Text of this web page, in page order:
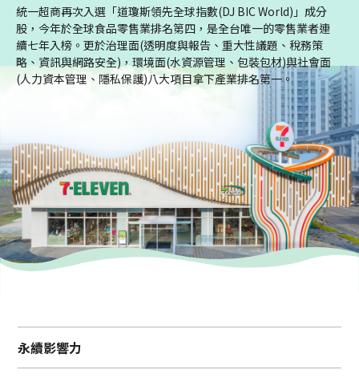
統一超商再次入選「道瓊斯領先全球指數(DJ BIC World)」成分
股，今年於全球食品零售業排名第四，是全台唯一的零售業者連
續七年入榜。更於治理面(透明度與報告、重大性議題、稅務策
略、資訊與網路安全)，環境面(水資源管理、包裝包材)與社會面
(人力資本管理、隱私保護)八大項目拿下產業排名第一。
永續影響力